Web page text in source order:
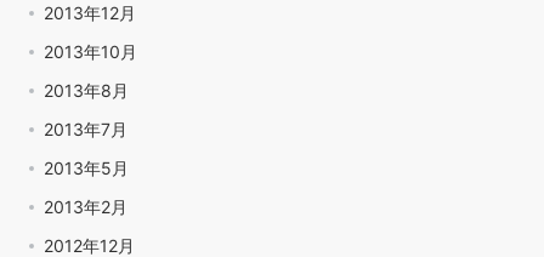
2013年12月
2013年10月
2013年8月
2013年7月
2013年5月
2013年2月
2012年12月